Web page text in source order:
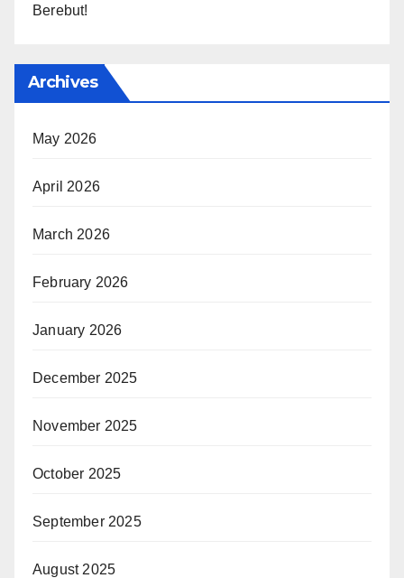
Berebut!
Archives
May 2026
April 2026
March 2026
February 2026
January 2026
December 2025
November 2025
October 2025
September 2025
August 2025